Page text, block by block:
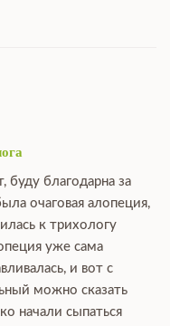
буду благодарна за
очаговая алопеция,
к трихологу
уже сама
и вот с
можно сказать
начали сыпаться